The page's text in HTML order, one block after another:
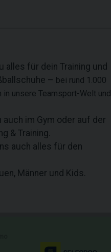
alles für dein Training und
– bei rund 1.000
unsere Teamsport-Welt und
im Gym oder auf der
& Training.
auch alles für den
Männer und Kids.